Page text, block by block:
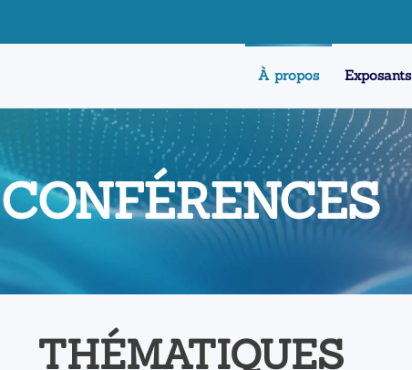
À propos Exposants
CONFÉRENCES
THÉMATIQUES